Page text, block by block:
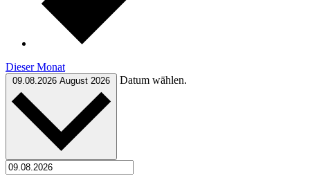
Dieser Monat
09.08.2026 August 2026 Datum wählen.